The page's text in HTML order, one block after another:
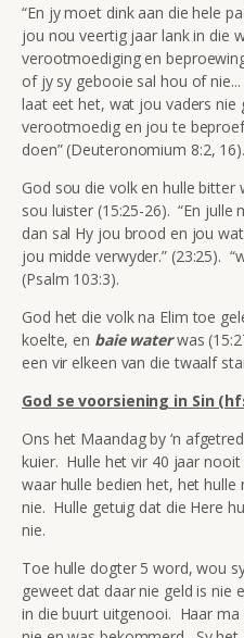
“En jy moet dink aan die hele
jou nou veertig jaar lank in die
verootmoediging en
of jy sy gebooie sal hou of
laat eet het, wat jou vaders nie
verootmoedig en jou te
doen” (Deuteronomium 8:2, 16).
God sou die volk en hulle bitter
sou luister (15:25-26). “En julle
dan sal Hy jou brood en jou
jou midde verwyder.” (23:25).
(Psalm 103:3).
God het die volk na Elim toe
koelte, en baie waterwas
een vir elkeen van die twaalf
God se voorsiening in Sin
Ons het Maandag by ‘n
kuier. Hulle het vir 40 jaar nooit
waar hulle bedien het, het
nie. Hulle getuig dat die Here
nie.
Toe hulle dogter 5 word, wou
geweet dat daar nie geld is nie
in die buurt uitgenooi. Haar